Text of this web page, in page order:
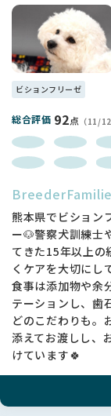
写真や動画では
度、実際に会いに
「初めてで不安…
「どんな子を選べ
お迎え前からお迎
ます。
す。 お気軽にご
※成犬時の体重は
すので予めご了承
ビションフリーゼ
総合評価 92点 （11/12
熊本県でビション
ー🐶警察犬訓練士
てきた15年以上の
くケアを大切にし
食事は添加物や余
テーションし、歯
どのこだわりも。
添えてお渡しし、
けています🍀